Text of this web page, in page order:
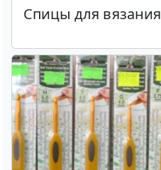
Спицы для вязания